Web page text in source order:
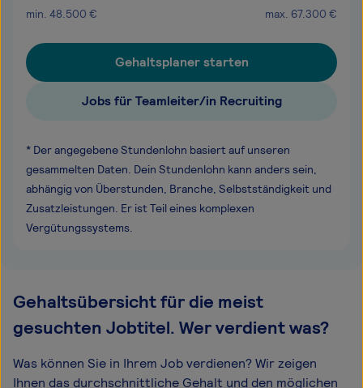
min. 48.500 € max. 67.300 €
Gehaltsplaner starten
Jobs für Teamleiter/in Recruiting
* Der angegebene Stundenlohn basiert auf unseren
gesammelten Daten. Dein Stundenlohn kann anders sein,
abhängig von Überstunden, Branche, Selbstständigkeit und
Zusatzleistungen. Er ist Teil eines komplexen
Vergütungssystems.
Gehaltsübersicht für die meist
gesuchten Jobtitel. Wer verdient was?
Was können Sie in Ihrem Job verdienen? Wir zeigen
Ihnen das durchschnittliche Gehalt und den möglichen